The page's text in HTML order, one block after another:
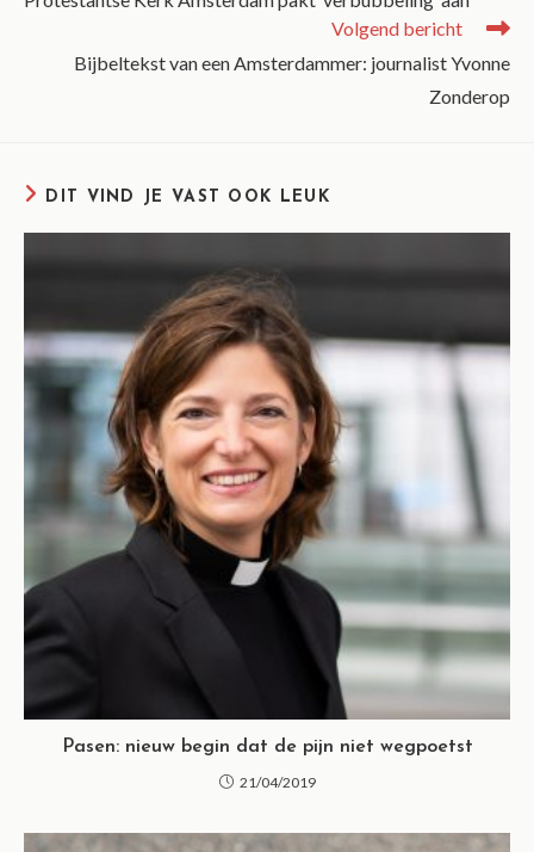
Volgend bericht
Bijbeltekst van een Amsterdammer: journalist Yvonne
Zonderop
DIT VIND JE VAST OOK LEUK
Pasen: nieuw begin dat de pijn niet wegpoetst
21/04/2019